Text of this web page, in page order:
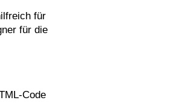
für
für die
Code